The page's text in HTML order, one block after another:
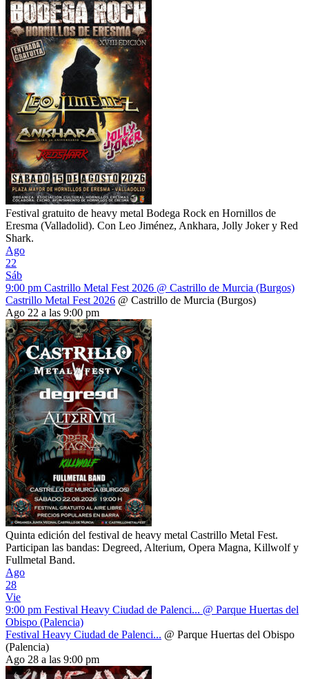
Festival gratuito de heavy metal Bodega Rock en Hornillos de
Eresma (Valladolid). Con Leo Jiménez, Ankhara, Jolly Joker y Red
Shark.
Ago
22
Sáb
9:00 pm Castrillo Metal Fest 2026 @ Castrillo de Murcia (Burgos)
Castrillo Metal Fest 2026 @ Castrillo de Murcia (Burgos)
Ago 22 a las 9:00 pm
Quinta edición del festival de heavy metal Castrillo Metal Fest.
Participan las bandas: Degreed, Alterium, Opera Magna, Killwolf y
Fullmetal Band.
Ago
28
Vie
9:00 pm Festival Heavy Ciudad de Palenci... @ Parque Huertas del
Obispo (Palencia)
Festival Heavy Ciudad de Palenci... @ Parque Huertas del Obispo
(Palencia)
Ago 28 a las 9:00 pm